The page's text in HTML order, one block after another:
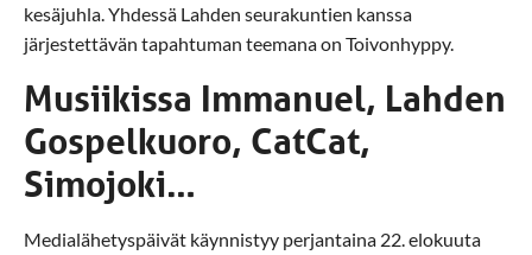
kesäjuhla. Yhdessä Lahden seurakuntien kanssa
järjestettävän tapahtuman teemana on Toivonhyppy.
Musiikissa Immanuel, Lahden
Gospelkuoro, CatCat,
Simojoki…
Medialähetyspäivät käynnistyy perjantaina 22. elokuuta